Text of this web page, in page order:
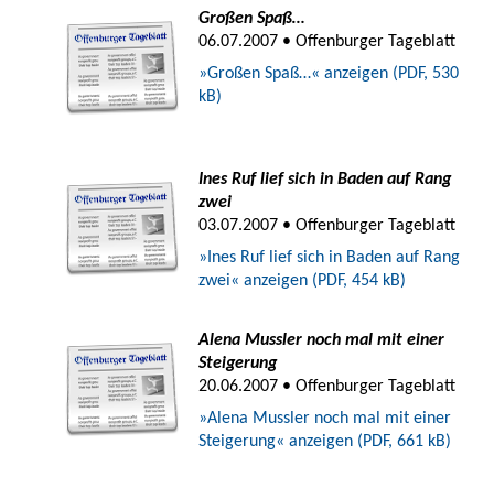
Großen Spaß…
06.07.2007 • Offenburger Tageblatt
»Großen Spaß…« anzeigen (PDF, 530
kB)
Ines Ruf lief sich in Baden auf Rang
zwei
03.07.2007 • Offenburger Tageblatt
»Ines Ruf lief sich in Baden auf Rang
zwei« anzeigen (PDF, 454 kB)
Alena Mussler noch mal mit einer
Steigerung
20.06.2007 • Offenburger Tageblatt
»Alena Mussler noch mal mit einer
Steigerung« anzeigen (PDF, 661 kB)